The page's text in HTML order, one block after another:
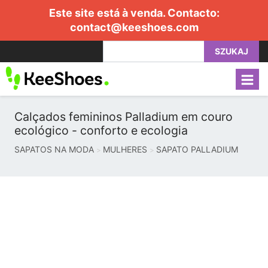
Este site está à venda. Contacto:
contact@keeshoes.com
SZUKAJ
Calçados femininos Palladium em couro
ecológico - conforto e ecologia
SAPATOS NA MODA MULHERES SAPATO PALLADIUM